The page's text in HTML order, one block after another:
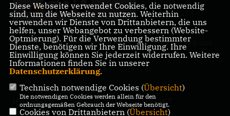
Landtagsabgeordnete Barbara Richstein präsentiert sich und
ihre politischen Ziele.
IMPRESSUM DATENSCHUTZ KONTAKT
Diese Webseite verwendet Cookies, die notwendig
sind, um die Webseite zu nutzen. Weiterhin
verwenden wir Dienste von Drittanbietern, die uns
helfen, unser Webangebot zu verbessern (Website-
Optmierung). Für die Verwendung bestimmter
Dienste, benötigen wir Ihre Einwilligung. Ihre
Einwilligung können Sie jederzeit widerrufen. Weitere
Informationen finden Sie in unserer
Datenschutzerklärung.
Technisch notwendige Cookies (Übersicht)
Die notwendigen Cookies werden allein für den
ordnungsgemäßen Gebrauch der Webseite benötigt.
Cookies von Drittanbietern (Übersicht)